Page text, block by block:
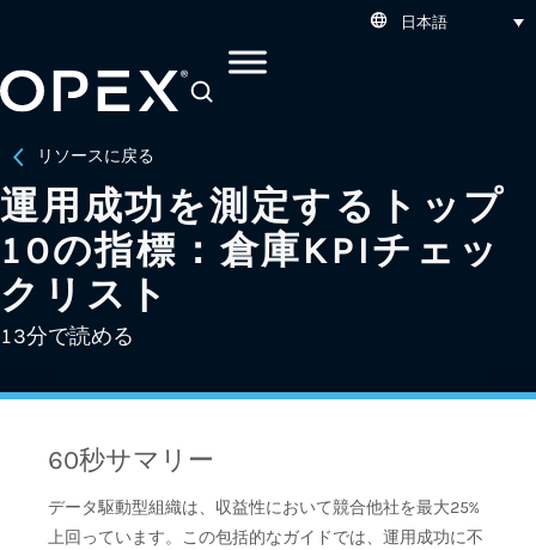
日本語
リソースに戻る
運用成功を測定するトップ
10の指標：倉庫KPIチェッ
クリスト
13分で読める
60秒サマリー
データ駆動型組織は、収益性において競合他社を最大25%
上回っています。この包括的なガイドでは、運用成功に不